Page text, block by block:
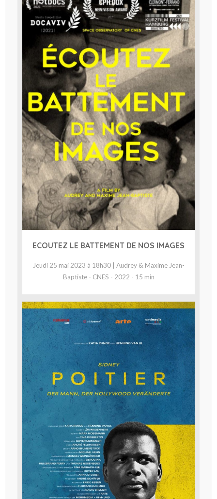
ECOUTEZ LE BATTEMENT DE NOS IMAGES
Jeudi 25 mai 2023 à 18h30 | Audrey & Maxime Jean-
Baptiste - CNES - 2022 - 15 min